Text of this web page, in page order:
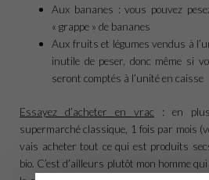
Aux bananes : vous pouvez
« grappe » de bananes
Aux fruits et légumes vendus à
inutile de peser, donc même si
seront comptés à l’unité en caisse
Essayez d’acheter en vrac : en
supermarché classique, 1 fois par mois
vais acheter tout ce qui est produits
bio. C’est d’ailleurs plutôt mon homme